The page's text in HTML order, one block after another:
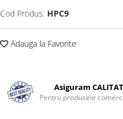
Cod Produs: HPC9
Adauga la Favorite
Asiguram
Pentru produsele